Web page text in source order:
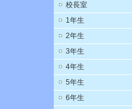
校長室
1年生
2年生
3年生
4年生
5年生
6年生